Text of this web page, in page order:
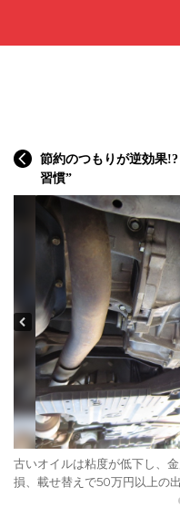
節約のつもりが逆効果
習慣”
古いオイルは粘度が低下し、
損、載せ替えで50万円以上の